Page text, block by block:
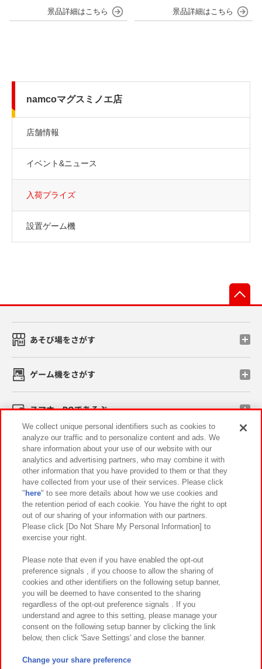
namcoマグスミノエ店
店舗情報
イベント&ニュース
入荷プライズ
設置ゲーム機
あそび場をさがす
ゲーム機をさがす
スマホ・PCであそぶ
イベント・キャンペーン
関連会社 サステナビリティ サイトポリシー
プライバシーポリシー ウェブアクセシビリティ方針と検証結果
お取引先さまとともに
カスタマーハラスメント対応方針 よくあるご質問・お問い合わせ
©Bandai Namco Amusement Inc.
©Bandai Namco Amusement Lab Inc.
We collect unique personal identifiers such as cookies to
analyze our traffic and to personalize content and ads. We
share information about your use of our website with our
analytics and advertising partners, who may combine it with
other information that you have provided to them or that they
have collected from your use of their services. Please click
" here" to see more details about how we use cookies and
the retention period of each cookie. You have the right to opt
out of our sharing of your information with our partners.
Please click [Do Not Share My Personal Information] to
exercise your right.
Please note that even if you have enabled the opt-out
preference signals , if you choose to allow the sharing of
cookies and other identifiers on the following setup banner,
you will be deemed to have consented to the sharing
regardless of the opt-out preference signals . If you
understand and agree to this setting, please manage your
consent on the following setup banner by clicking the link
below, then click 'Save Settings' and close the banner.
Change your share preference